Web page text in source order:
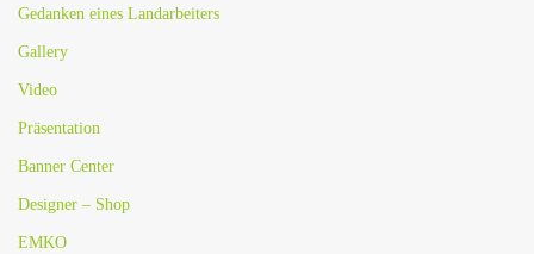
Gedanken eines Landarbeiters
Gallery
Video
Präsentation
Banner Center
Designer – Shop
EMKO